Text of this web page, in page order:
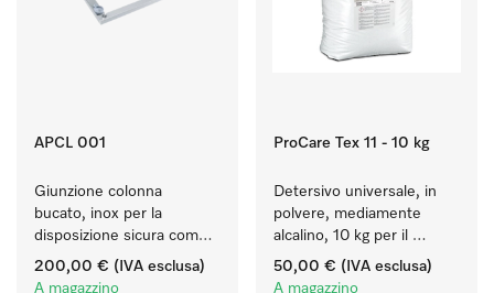
APCL 001
Giunzione colonna
bucato, inox per la
disposizione sicura come
colonna bucato.
200,00 € (IVA esclusa)
A magazzino
ProCare Tex 11 - 10 kg
Detersivo universale, in
polvere, mediamente
alcalino, 10 kg per il
lavaggio di capi bianchi e
colorati resistenti.
50,00 € (IVA esclusa)
A magazzino